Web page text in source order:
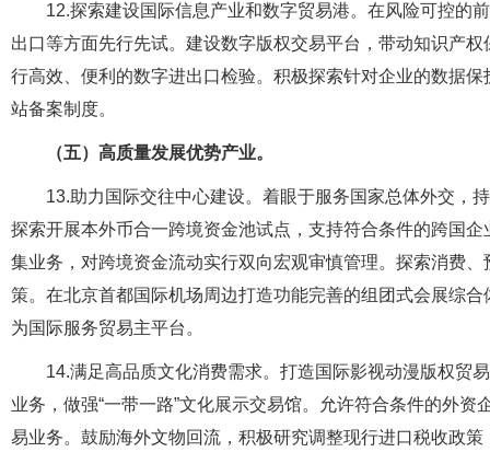
12.探索建设国际信息产业和数字贸易港。在风险可控的
出口等方面先行先试。建设数字版权交易平台，带动知识产
行高效、便利的数字进出口检验。积极探索针对企业的数据
站备案制度。
（五）高质量发展优势产业。
13.助力国际交往中心建设。着眼于服务国家总体外交，
探索开展本外币合一跨境资金池试点，支持符合条件的跨国
集业务，对跨境资金流动实行双向宏观审慎管理。探索消费
策。在北京首都国际机场周边打造功能完善的组团式会展综
为国际服务贸易主平台。
14.满足高品质文化消费需求。打造国际影视动漫版权贸
业务，做强“一带一路”文化展示交易馆。允许符合条件的外
易业务。鼓励海外文物回流，积极研究调整现行进口税收政